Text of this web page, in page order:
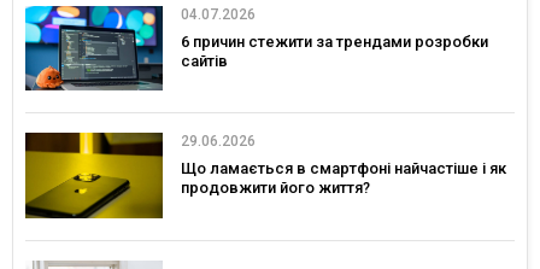
04.07.2026
6 причин стежити за трендами розробки
сайтів
29.06.2026
Що ламається в смартфоні найчастіше і як
продовжити його життя?